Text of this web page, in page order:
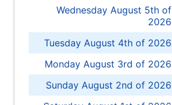
Wednesday August 5th of
2026
Tuesday August 4th of 2026
Monday August 3rd of 2026
Sunday August 2nd of 2026